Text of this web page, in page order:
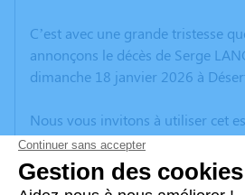
C’est avec une grande tristesse
annonçons le décès de Serge
dimanche 18 janvier 2026 à
Nous vous invitons à utiliser cet
vos condoléances, partager des
anecdote ou exprimer vos pensées
poèmes ou des textes. Cet